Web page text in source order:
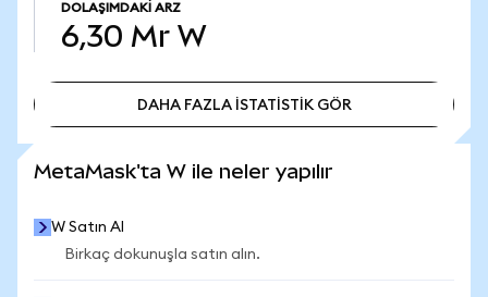
DOLAŞIMDAKI ARZ
6,30 Mr W
DAHA FAZLA İSTATİSTİK GÖR
MetaMask'ta W ile neler yapılır
W Satın Al
Birkaç dokunuşla satın alın.